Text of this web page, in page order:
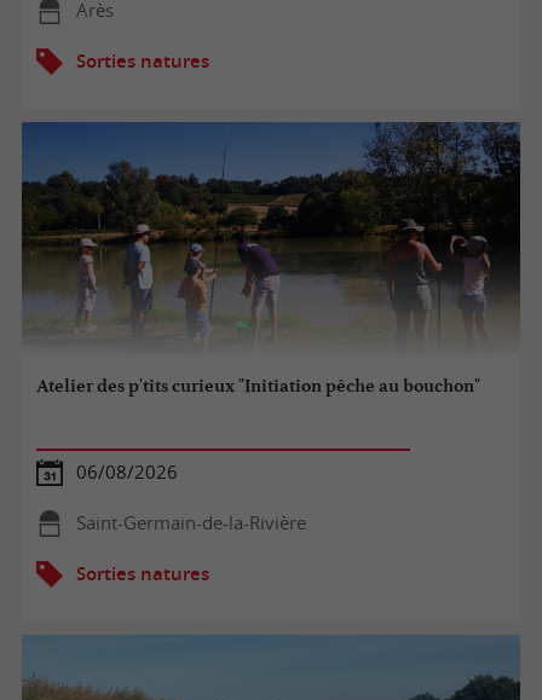
Arès
Sorties natures
Atelier des p'tits curieux "Initiation pêche au bouchon"
06/08/2026
Saint-Germain-de-la-Rivière
Sorties natures